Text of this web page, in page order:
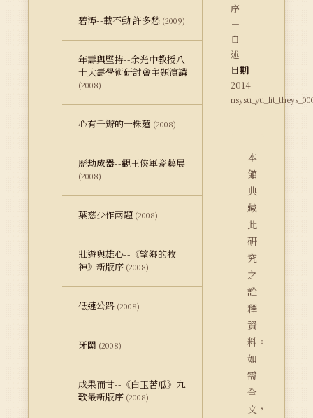
碧潭--載不動 許多愁 (2009)
年壽與堅持--余光中教授八
十大壽學術研討會主題演講
(2008)
心有千瓣的一株蓮 (2008)
歷劫成器--觀王俠軍瓷藝展
(2008)
葉慈少作兩題 (2008)
壯遊與雄心--《望鄉的牧
神》新版序 (2008)
低速公路 (2008)
牙關 (2008)
成果而甘--《白玉苦瓜》九
歌最新版序 (2008)
序
－
自
述
日期
2014
本
館
典
藏
此
研
究
之
詮
釋
資
料。
如
需
全
文，